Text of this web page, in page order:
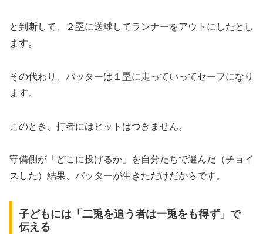
と判断して、２塁に送球してランナーをアウトにしたとし
ます。
その代わり、バッターは１塁に走っていってセーフになり
ます。
このとき、打者にはヒットはつきません。
守備側が「どこに投げるか」を自分たちで選んだ（チョイ
スした）結果、バッターが生きただけだからです。
子どもには「二兎を追う者は一兎をも得ず」で
伝える